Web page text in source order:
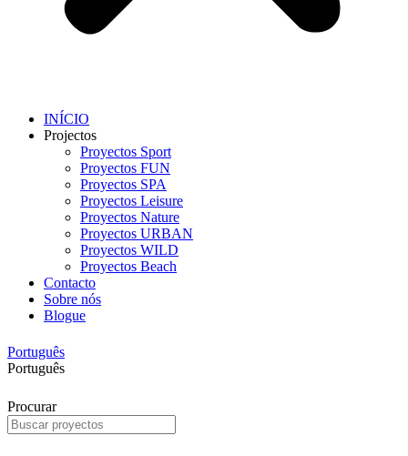
INÍCIO
Projectos
Proyectos Sport
Proyectos FUN
Proyectos SPA
Proyectos Leisure
Proyectos Nature
Proyectos URBAN
Proyectos WILD
Proyectos Beach
Contacto
Sobre nós
Blogue
Português
Português
Procurar